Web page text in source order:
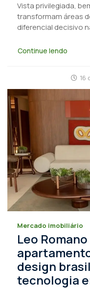
Vista privilegiada,
transformam áreas
diferencial decisivo
Continue lendo
16
Mercado imobiliário
Leo
design
tecnologia